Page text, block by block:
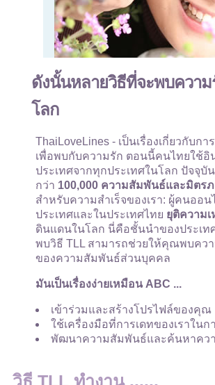
ดังนั้นหลายวิธีที่จะพบความ
โลก
ThaiLoveLines - เป็นเรื่องเกี่ยวกับก
เพื่อพบกับความรัก ตอนนี้คนไทยใช้อิ
ประเทศจากทุกประเทศในโลก ปัจจุ
กว่า 100,000 ความสัมพันธ์และมิตร
สำหรับความสำเร็จของเรา: ผู้คนออ
ประเทศและในประเทศไทย ยุติความ
ดินแดนในโลก นี่คือชั้นนำของประเท
พบวิธี TLL สามารถช่วยให้คุณพบควา
ของความสัมพันธ์ส่วนบุคคล
มันเป็นเรื่องง่ายเหมือน ABC ...
เข้าร่วมและสร้างโปรไฟล์ของคุณ
ใช้เครื่องมือที่การเดทของเราใน
พัฒนาความสัมพันธ์และค้นหาคว
วิธี TLL ทำงาน ......